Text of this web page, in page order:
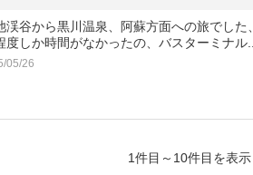
渓谷から黒川温泉、阿蘇方面への旅でし
度しか時間がなかったの、バスターミナル
05/26
1件目～10件目を表示